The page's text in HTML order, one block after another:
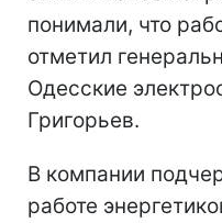
понимали, что
отметил
Одесские
Григорьев.
В компании
работе